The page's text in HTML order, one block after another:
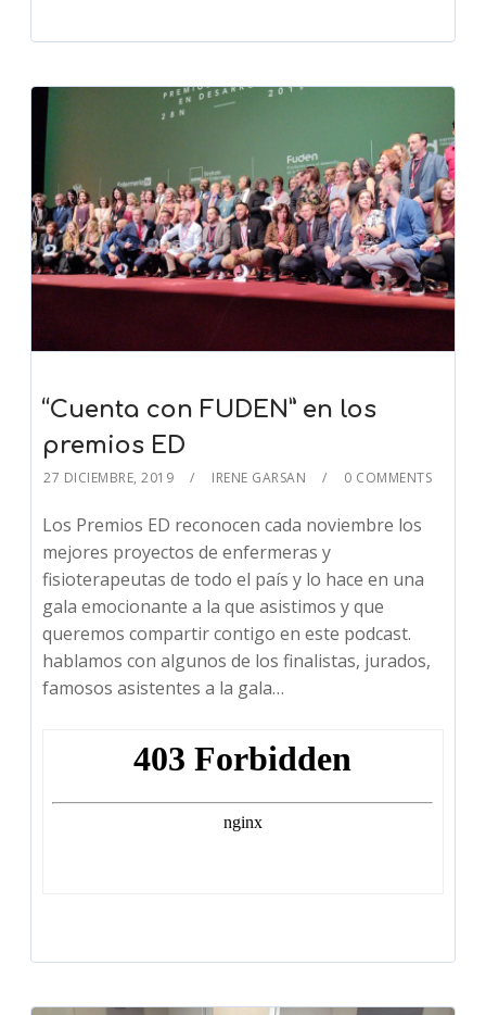
“Cuenta con FUDEN” en los
premios ED
27 DICIEMBRE, 2019 IRENE GARSAN 0 COMMENTS
Los Premios ED reconocen cada noviembre los
mejores proyectos de enfermeras y
fisioterapeutas de todo el país y lo hace en una
gala emocionante a la que asistimos y que
queremos compartir contigo en este podcast.
hablamos con algunos de los finalistas, jurados,
famosos asistentes a la gala…